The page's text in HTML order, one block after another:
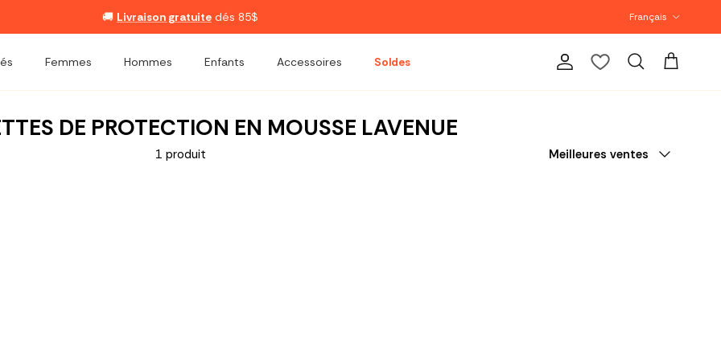
🚚 Livraison gratuite dés 85$ Français
Femmes Hommes Enfants Accessoires Soldes Compte RecherchePanier
DE PROTECTION EN MOUSSE LAVENUE
1 produit
Trier par
Meilleures ventes